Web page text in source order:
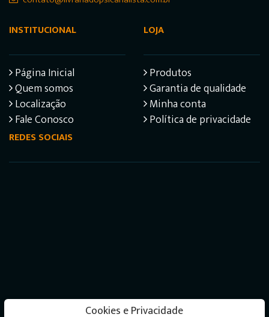
INSTITUCIONAL
Página Inicial
Quem somos
Localização
Fale Conosco
LOJA
Produtos
Garantia de qualidade
Minha conta
Política de privacidade
REDES SOCIAIS
Cookies e Privacidade